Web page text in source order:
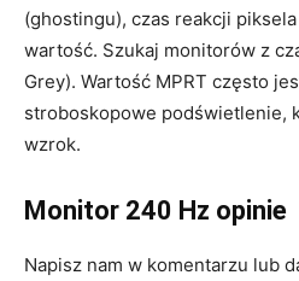
(ghostingu), czas reakcji
wartość. Szukaj monitorów z
Grey). Wartość MPRT często
stroboskopowe podświetlenie,
wzrok.
Monitor 240 Hz opinie
Napisz nam w komentarzu lub